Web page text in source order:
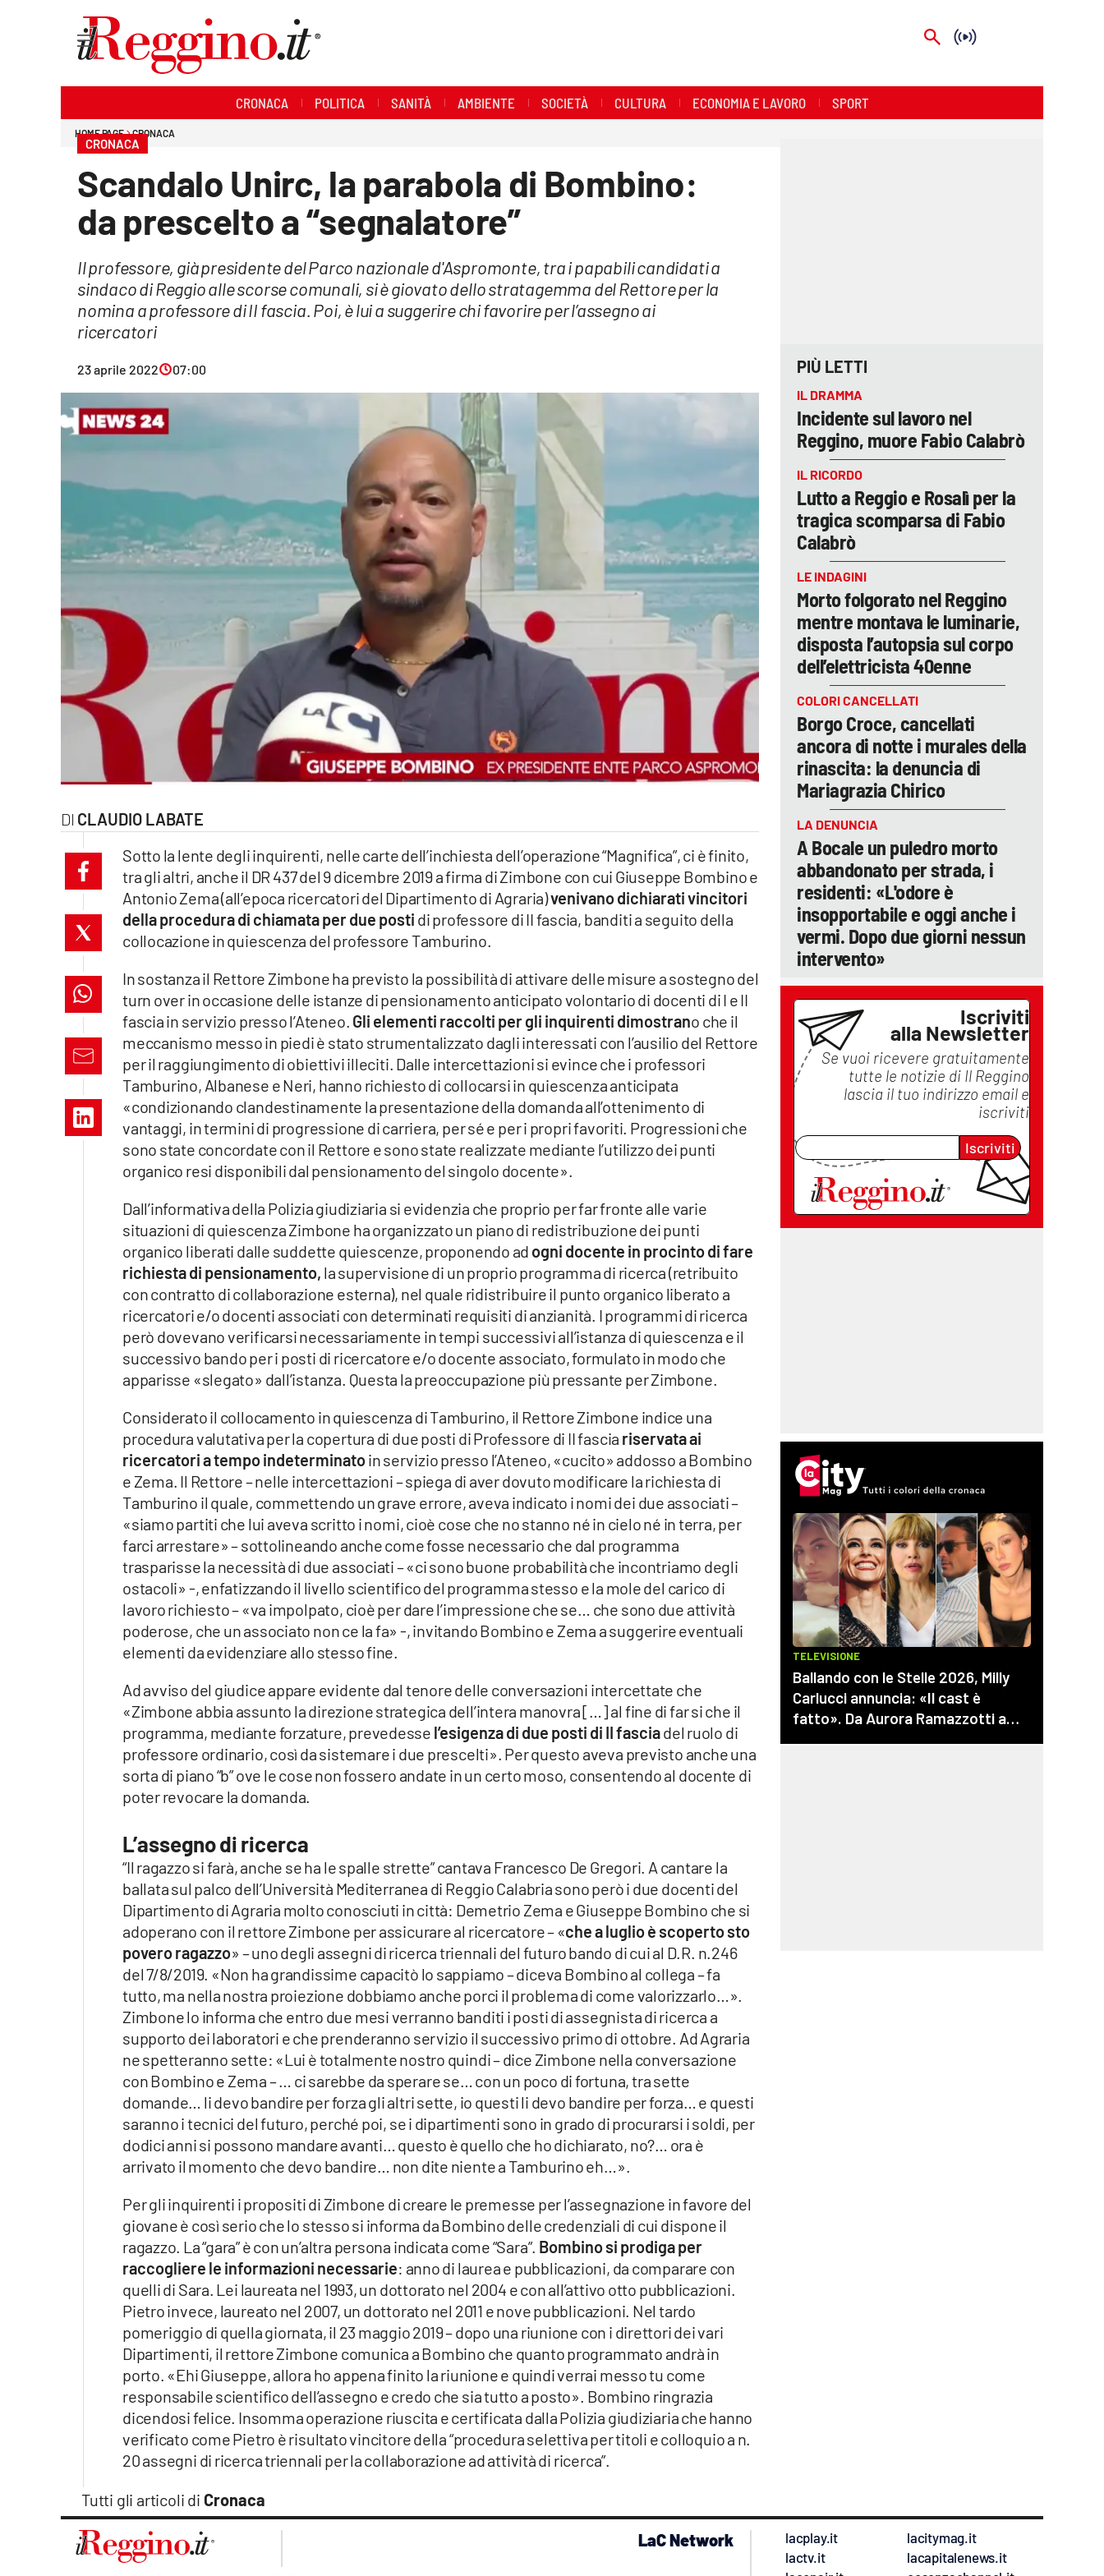
Lac Network
cosenzachannel.it
ilvibonese.it
catanzarochannel.it
lacapitalenews.it
Vai
CRONACA POLITICA SANITÀ AMBIENTE SOCIETÀ CULTURA ECONOMIA E LAVORO SPORT
HOME PAGE CRONACA
CRONACA
Scandalo Unirc, la parabola di Bombino:
da prescelto a “segnalatore”
Il professore, già presidente del Parco nazionale d'Aspromonte, tra i papabili candidati a
sindaco di Reggio alle scorse comunali, si è giovato dello stratagemma del Rettore per la
nomina a professore di II fascia. Poi, è lui a suggerire chi favorire per l’assegno ai
ricercatori
23 aprile 2022 07:00
CLAUDIO LABATE
Tutti gli articoli di Cronaca
Sotto la lente degli inquirenti, nelle carte dell’inchiesta dell’operazione “Magnifica”, ci è finito,
tra gli altri, anche il DR 437 del 9 dicembre 2019 a firma di Zimbone con cui Giuseppe Bombino e
Antonio Zema (all’epoca ricercatori del Dipartimento di Agraria)venivano dichiarati vincitori
della procedura di chiamata per due posti di professore di II fascia, banditi a seguito della
collocazione in quiescenza del professore Tamburino.
In sostanza il Rettore Zimbone ha previsto la possibilità di attivare delle misure a sostegno del
turn over in occasione delle istanze di pensionamento anticipato volontario di docenti di I e II
fascia in servizio presso l’Ateneo. Gli elementi raccolti per gli inquirenti dimostrano che il
meccanismo messo in piedi è stato strumentalizzato dagli interessati con l’ausilio del Rettore
per il raggiungimento di obiettivi illeciti. Dalle intercettazioni si evince che i professori
Tamburino, Albanese e Neri, hanno richiesto di collocarsi in quiescenza anticipata
«condizionando clandestinamente la presentazione della domanda all’ottenimento di
vantaggi, in termini di progressione di carriera, per sé e per i propri favoriti. Progressioni che
sono state concordate con il Rettore e sono state realizzate mediante l’utilizzo dei punti
organico resi disponibili dal pensionamento del singolo docente».
Dall’informativa della Polizia giudiziaria si evidenzia che proprio per far fronte alle varie
situazioni di quiescenza Zimbone ha organizzato un piano di redistribuzione dei punti
organico liberati dalle suddette quiescenze, proponendo ad ogni docente in procinto di fare
richiesta di pensionamento, la supervisione di un proprio programma di ricerca (retribuito
con contratto di collaborazione esterna), nel quale ridistribuire il punto organico liberato a
ricercatori e/o docenti associati con determinati requisiti di anzianità. I programmi di ricerca
però dovevano verificarsi necessariamente in tempi successivi all’istanza di quiescenza e il
successivo bando per i posti di ricercatore e/o docente associato, formulato in modo che
apparisse «slegato» dall’istanza. Questa la preoccupazione più pressante per Zimbone.
Considerato il collocamento in quiescenza di Tamburino, il Rettore Zimbone indice una
procedura valutativa per la copertura di due posti di Professore di II fascia riservata ai
ricercatori a tempo indeterminatoin servizio presso l’Ateneo, «cucito» addosso a Bombino
e Zema. Il Rettore – nelle intercettazioni – spiega di aver dovuto modificare la richiesta di
Tamburino il quale, commettendo un grave errore, aveva indicato i nomi dei due associati –
«siamo partiti che lui aveva scritto i nomi, cioè cose che no stanno né in cielo né in terra, per
farci arrestare» – sottolineando anche come fosse necessario che dal programma
trasparisse la necessità di due associati – «ci sono buone probabilità che incontriamo degli
ostacoli» -, enfatizzando il livello scientifico del programma stesso e la mole del carico di
lavoro richiesto – «va impolpato, cioè per dare l’impressione che se… che sono due attività
poderose, che un associato non ce la fa» -, invitando Bombino e Zema a suggerire eventuali
elementi da evidenziare allo stesso fine.
Ad avviso del giudice appare evidente dal tenore delle conversazioni intercettate che
«Zimbone abbia assunto la direzione strategica dell’intera manovra […] al fine di far si che il
programma, mediante forzature, prevedesse l’esigenza di due posti di II fasciadel ruolo di
professore ordinario, così da sistemare i due prescelti». Per questo aveva previsto anche una
sorta di piano “b” ove le cose non fossero andate in un certo moso, consentendo al docente di
poter revocare la domanda.
L’assegno di ricerca
“Il ragazzo si farà, anche se ha le spalle strette” cantava Francesco De Gregori. A cantare la
ballata sul palco dell’Università Mediterranea di Reggio Calabria sono però i due docenti del
Dipartimento di Agraria molto conosciuti in città: Demetrio Zema e Giuseppe Bombino che si
adoperano con il rettore Zimbone per assicurare al ricercatore – «che a luglio è scoperto sto
povero ragazzo» – uno degli assegni di ricerca triennali del futuro bando di cui al D.R. n.246
del 7/8/2019. «Non ha grandissime capacitò lo sappiamo – diceva Bombino al collega – fa
tutto, ma nella nostra proiezione dobbiamo anche porci il problema di come valorizzarlo…».
Zimbone lo informa che entro due mesi verranno banditi i posti di assegnista di ricerca a
supporto dei laboratori e che prenderanno servizio il successivo primo di ottobre. Ad Agraria
ne spetteranno sette: «Lui è totalmente nostro quindi – dice Zimbone nella conversazione
con Bombino e Zema – … ci sarebbe da sperare se… con un poco di fortuna, tra sette
domande… li devo bandire per forza gli altri sette, io questi li devo bandire per forza… e questi
saranno i tecnici del futuro, perché poi, se i dipartimenti sono in grado di procurarsi i soldi, per
dodici anni si possono mandare avanti… questo è quello che ho dichiarato, no?… ora è
arrivato il momento che devo bandire… non dite niente a Tamburino eh…».
Per gli inquirenti i propositi di Zimbone di creare le premesse per l’assegnazione in favore del
giovane è così serio che lo stesso si informa da Bombino delle credenziali di cui dispone il
ragazzo. La “gara” è con un’altra persona indicata come “Sara”. Bombino si prodiga per
raccogliere le informazioni necessarie: anno di laurea e pubblicazioni, da comparare con
quelli di Sara. Lei laureata nel 1993, un dottorato nel 2004 e con all’attivo otto pubblicazioni.
Pietro invece, laureato nel 2007, un dottorato nel 2011 e nove pubblicazioni. Nel tardo
pomeriggio di quella giornata, il 23 maggio 2019 – dopo una riunione con i direttori dei vari
Dipartimenti, il rettore Zimbone comunica a Bombino che quanto programmato andrà in
porto. «Ehi Giuseppe, allora ho appena finito la riunione e quindi verrai messo tu come
responsabile scientifico dell’assegno e credo che sia tutto a posto». Bombino ringrazia
dicendosi felice. Insomma operazione riuscita e certificata dalla Polizia giudiziaria che hanno
verificato come Pietro è risultato vincitore della “procedura selettiva per titoli e colloquio a n.
20 assegni di ricerca triennali per la collaborazione ad attività di ricerca”.
PIÙ LETTI
IL DRAMMA
Incidente sul lavoro nel
Reggino, muore Fabio Calabrò
IL RICORDO
Lutto a Reggio e Rosalì per la
tragica scomparsa di Fabio
Calabrò
LE INDAGINI
Morto folgorato nel Reggino
mentre montava le luminarie,
disposta l’autopsia sul corpo
dell’elettricista 40enne
COLORI CANCELLATI
Borgo Croce, cancellati
ancora di notte i murales della
rinascita: la denuncia di
Mariagrazia Chirico
LA DENUNCIA
A Bocale un puledro morto
abbandonato per strada, i
residenti: «L'odore è
insopportabile e oggi anche i
vermi. Dopo due giorni nessun
intervento»
Iscriviti
alla Newsletter
Se vuoi ricevere gratuitamente
tutte le notizie di Il Reggino
lascia il tuo indirizzo email e
iscriviti
Iscriviti
LaC Network
lacplay.it
lactv.it
lacitymag.it
lacapitalenews.it